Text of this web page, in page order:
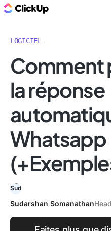
LOGICIEL
Comment
la réponse
Whatsapp
Sudarshan Somanathan